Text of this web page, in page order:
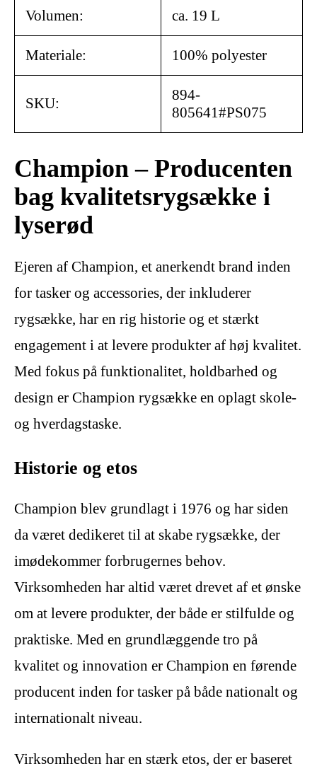
Volumen: ca. 19 L
Materiale: 100% polyester
SKU:
894-
805641#PS075
Champion – Producenten
bag kvalitetsrygsække i
lyserød
Ejeren af Champion, et anerkendt brand inden
for tasker og accessories, der inkluderer
rygsække, har en rig historie og et stærkt
engagement i at levere produkter af høj kvalitet.
Med fokus på funktionalitet, holdbarhed og
design er Champion rygsække en oplagt skole-
og hverdagstaske.
Historie og etos
Champion blev grundlagt i 1976 og har siden
da været dedikeret til at skabe rygsække, der
imødekommer forbrugernes behov.
Virksomheden har altid været drevet af et ønske
om at levere produkter, der både er stilfulde og
praktiske. Med en grundlæggende tro på
kvalitet og innovation er Champion en førende
producent inden for tasker på både nationalt og
internationalt niveau.
Virksomheden har en stærk etos, der er baseret